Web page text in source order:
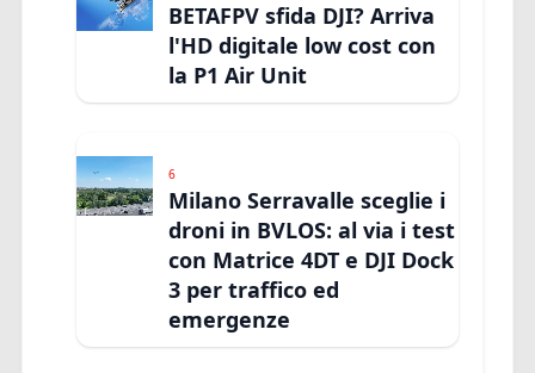
BETAFPV sfida DJI? Arriva
l'HD digitale low cost con
la P1 Air Unit
6
Milano Serravalle sceglie i
droni in BVLOS: al via i test
con Matrice 4DT e DJI Dock
3 per traffico ed
emergenze